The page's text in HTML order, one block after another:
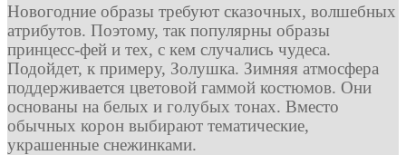
Новогодние образы требуют сказочных, волшебных
атрибутов. Поэтому, так популярны образы
принцесс-фей и тех, с кем случались чудеса.
Подойдет, к примеру, Золушка. Зимняя атмосфера
поддерживается цветовой гаммой костюмов. Они
основаны на белых и голубых тонах. Вместо
обычных корон выбирают тематические,
украшенные снежинками.